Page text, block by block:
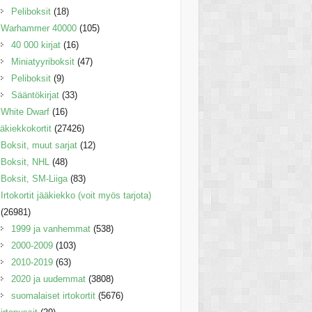
Peliboksit (18)
Warhammer 40000 (105)
40 000 kirjat (16)
Miniatyyriboksit (47)
Peliboksit (9)
Sääntökirjat (33)
White Dwarf (16)
(27426)
Boksit, muut sarjat (12)
Boksit, NHL (48)
Boksit, SM-Liiga (83)
Irtokortit jääkiekko (voit myös tarjota)
(26981)
1999 ja vanhemmat (538)
2000-2009 (103)
2010-2019 (63)
2020 ja uudemmat (3808)
suomalaiset irtokortit (5676)